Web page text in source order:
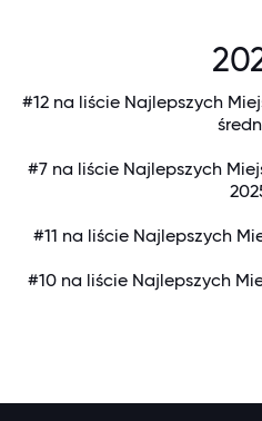
#12 na liście Najlepszych
#7 na liście Najlepszych
#11 na liście Najlepszych
#10 na liście Najlepszych